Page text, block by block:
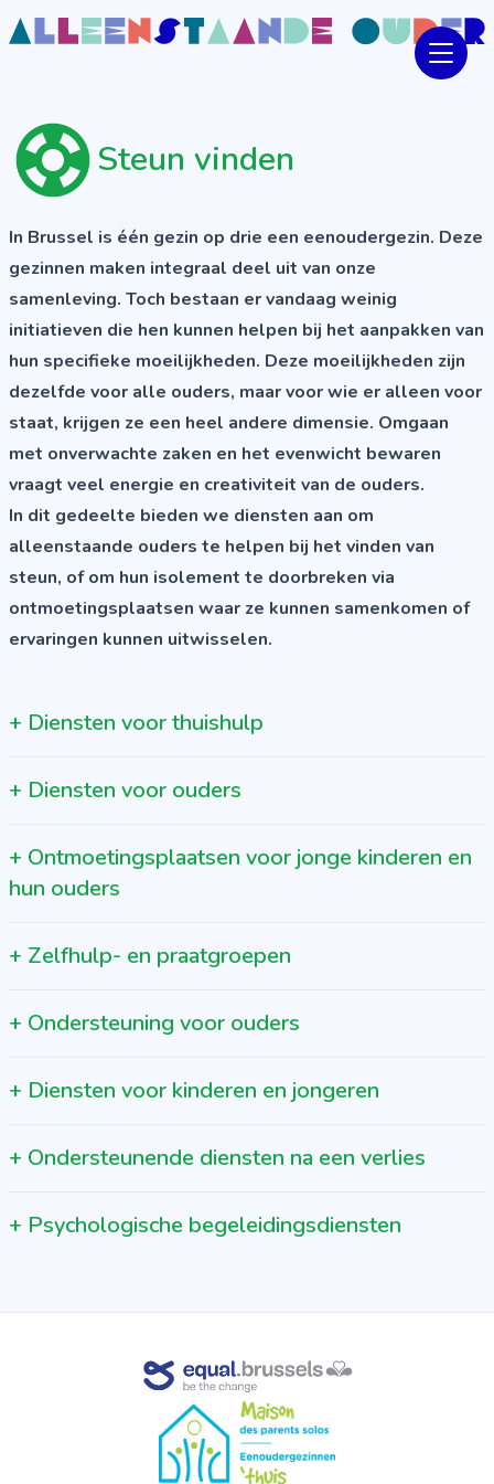
Steun vinden
In Brussel is één gezin op drie een eenoudergezin. Deze
gezinnen maken integraal deel uit van onze
samenleving. Toch bestaan er vandaag weinig
initiatieven die hen kunnen helpen bij het aanpakken van
hun specifieke moeilijkheden. Deze moeilijkheden zijn
dezelfde voor alle ouders, maar voor wie er alleen voor
staat, krijgen ze een heel andere dimensie. Omgaan
met onverwachte zaken en het evenwicht bewaren
vraagt veel energie en creativiteit van de ouders.
In dit gedeelte bieden we diensten aan om
alleenstaande ouders te helpen bij het vinden van
steun, of om hun isolement te doorbreken via
ontmoetingsplaatsen waar ze kunnen samenkomen of
ervaringen kunnen uitwisselen.
+ Diensten voor thuishulp
+ Diensten voor ouders
+ Ontmoetingsplaatsen voor jonge kinderen en
hun ouders
+ Zelfhulp- en praatgroepen
+ Ondersteuning voor ouders
+ Diensten voor kinderen en jongeren
+ Ondersteunende diensten na een verlies
+ Psychologische begeleidingsdiensten